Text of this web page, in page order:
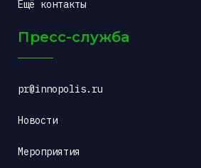
Ещё контакты
Пресс-служба
pr@innopolis.ru
Новости
Мероприятия